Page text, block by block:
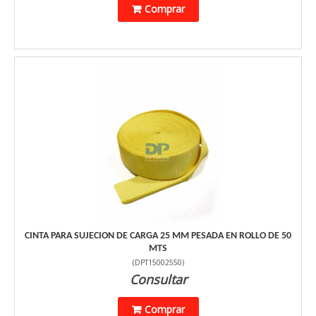
Comprar
CINTA PARA SUJECION DE CARGA 25 MM PESADA EN ROLLO DE 50
MTS
(DPT15002550)
Consultar
Comprar